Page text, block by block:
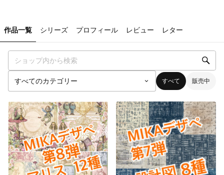
作品一覧 シリーズ プロフィール レビュー レター
すべて 販売中